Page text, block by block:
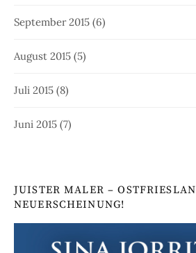
September 2015 (6)
August 2015 (5)
Juli 2015 (8)
Juni 2015 (7)
JUISTER MALER –
NEUERSCHEINUNG!